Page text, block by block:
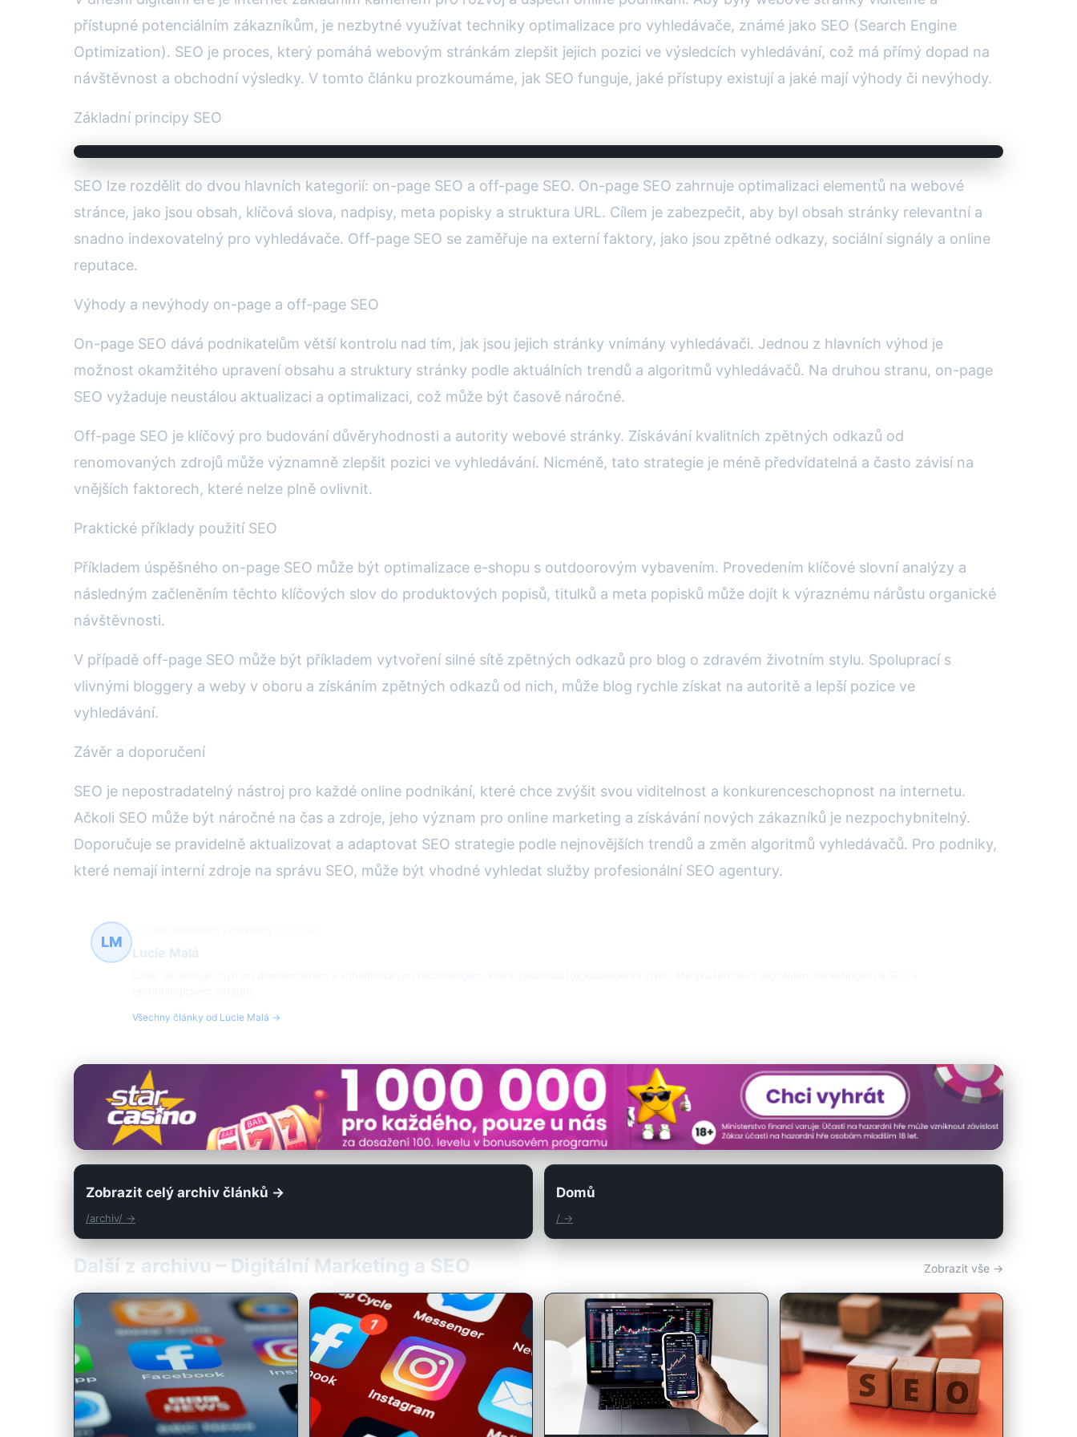
přístupné potenciálním zákazníkům, je nezbytné využívat techniky optimalizace pro vyhledávače, známé jako SEO (Search Engine
Optimization). SEO je proces, který pomáhá webovým stránkám zlepšit jejich pozici ve výsledcích vyhledávání, což má přímý dopad na
návštěvnost a obchodní výsledky. V tomto článku prozkoumáme, jak SEO funguje, jaké přístupy existují a jaké mají výhody či nevýhody.
Základní principy SEO
SEO lze rozdělit do dvou hlavních kategorií: on-page SEO a off-page SEO. On-page SEO zahrnuje optimalizaci elementů na webové
stránce, jako jsou obsah, klíčová slova, nadpisy, meta popisky a struktura URL. Cílem je zabezpečit, aby byl obsah stránky relevantní a
snadno indexovatelný pro vyhledávače. Off-page SEO se zaměřuje na externí faktory, jako jsou zpětné odkazy, sociální signály a online
reputace.
Výhody a nevýhody on-page a off-page SEO
On-page SEO dává podnikatelům větší kontrolu nad tím, jak jsou jejich stránky vnímány vyhledávači. Jednou z hlavních výhod je
možnost okamžitého upravení obsahu a struktury stránky podle aktuálních trendů a algoritmů vyhledávačů. Na druhou stranu, on-page
SEO vyžaduje neustálou aktualizaci a optimalizaci, což může být časově náročné.
Off-page SEO je klíčový pro budování důvěryhodnosti a autority webové stránky. Získávání kvalitních zpětných odkazů od
renomovaných zdrojů může významně zlepšit pozici ve vyhledávání. Nicméně, tato strategie je méně předvídatelná a často závisí na
vnějších faktorech, které nelze plně ovlivnit.
Praktické příklady použití SEO
Příkladem úspěšného on-page SEO může být optimalizace e-shopu s outdoorovým vybavením. Provedením klíčové slovní analýzy a
následným začleněním těchto klíčových slov do produktových popisů, titulků a meta popisků může dojít k výraznému nárůstu organické
návštěvnosti.
V případě off-page SEO může být příkladem vytvoření silné sítě zpětných odkazů pro blog o zdravém životním stylu. Spoluprací s
vlivnými bloggery a weby v oboru a získáním zpětných odkazů od nich, může blog rychle získat na autoritě a lepší pozice ve
vyhledávání.
Závěr a doporučení
SEO je nepostradatelný nástroj pro každé online podnikání, které chce zvýšit svou viditelnost a konkurenceschopnost na internetu.
Ačkoli SEO může být náročné na čas a zdroje, jeho význam pro online marketing a získávání nových zákazníků je nezpochybnitelný.
Doporučuje se pravidelně aktualizovat a adaptovat SEO strategie podle nejnovějších trendů a změn algoritmů vyhledávačů. Pro podniky,
které nemají interní zdroje na správu SEO, může být vhodné vyhledat služby profesionální SEO agentury.
LM
Lucie Malá
Všechny články od Lucie Malá →
Zobrazit celý archiv článků →
/archiv/ →
Domů
/ →
Další z archivu – Digitální Marketing a SEO Zobrazit vše →